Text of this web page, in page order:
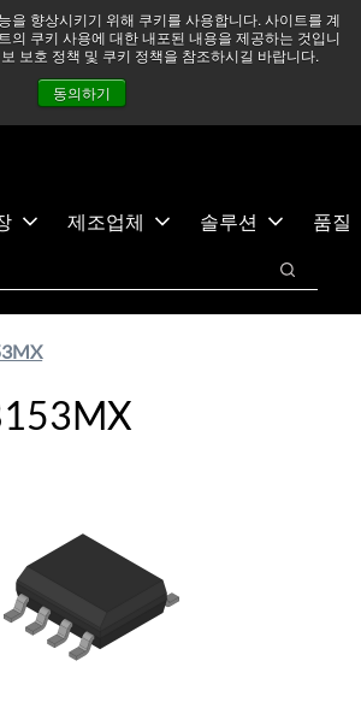
을 향상시키기 위해 쿠키를 사용합니다. 사이트를 계
의 쿠키 사용에 대한 내포된 내용을 제공하는 것입니
보호 정책 및 쿠키 정책을 참조하시길 바랍니다.
동의하기
적으로 주시하고 있으며, 모든 서비스는
영되고 있습니다. 더 읽어보기 →
뉴스
문의하기
제조업체 솔루션
품질
검색